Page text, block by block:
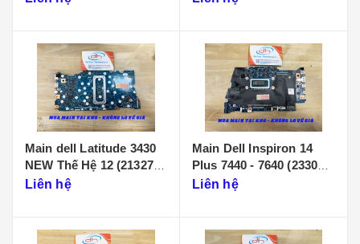
Main dell Latitude 3430
NEW Thế Hệ 12 (213274-
1)
Liên hệ
Main Dell Inspiron 14
Plus 7440 - 7640 (233086-
1)
Liên hệ